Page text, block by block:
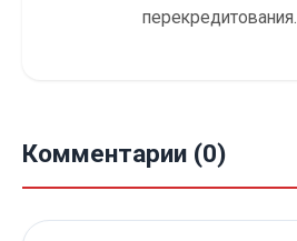
перекредитования.
Комментарии (0)